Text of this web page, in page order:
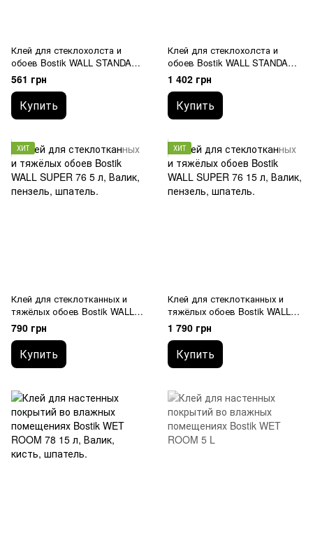
Клей для стеклохолста и
обоев Bostik WALL STANDART
70 5 л
561 грн
Купить
Клей для стеклохолста и
обоев Bostik WALL STANDART
70 15 л
1 402 грн
Купить
ХИТ
Клей для стеклотканных и
тяжёлых обоев Bostik WALL
SUPER 76 5 л
790 грн
Купить
ХИТ
Клей для стеклотканных и
тяжёлых обоев Bostik WALL
SUPER 76 15 л
1 790 грн
Купить